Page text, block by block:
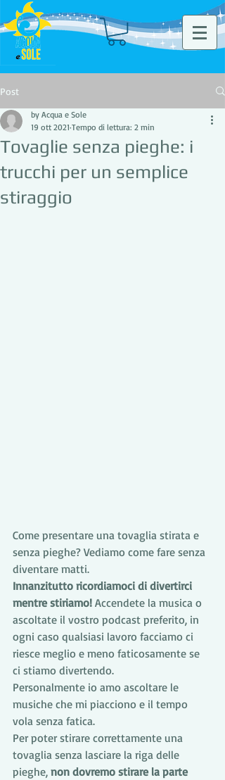
Post
Tovaglie senza pieghe: i
trucchi per un semplice
stiraggio
by Acqua e Sole
19 ott 2021 Tempo di lettura: 2 min
Come presentare una tovaglia stirata e
senza pieghe? Vediamo come fare senza
diventare matti.
Innanzitutto ricordiamoci di divertirci
mentre stiriamo! Accendete la musica o
ascoltate il vostro podcast preferito, in
ogni caso qualsiasi lavoro facciamo ci
riesce meglio e meno faticosamente se
ci stiamo divertendo.
Personalmente io amo ascoltare le
musiche che mi piacciono e il tempo
vola senza fatica.
Per poter stirare correttamente una
tovaglia senza lasciare la riga delle
pieghe, non dovremo stirare la parte